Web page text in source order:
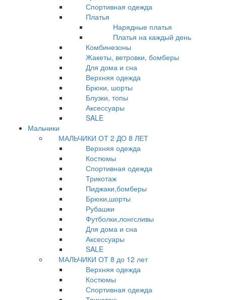
Спортивная одежда
Платья
Нарядные платья
Платья на каждый день
Комбинезоны
Жакеты, ветровки, бомберы
Для дома и сна
Верхняя одежда
Брюки, шорты
Блузки, топы
Аксессуары
SALE
Мальчики
МАЛЬЧИКИ ОТ 2 ДО 8 ЛЕТ
Верхняя одежда
Костюмы
Спортивная одежда
Трикотаж
Пиджаки,бомберы
Брюки,шорты
Рубашки
Футболки,лонгсливы
Для дома и сна
Аксессуары
SALE
МАЛЬЧИКИ ОТ 8 до 12 лет
Верхняя одежда
Костюмы
Спортивная одежда